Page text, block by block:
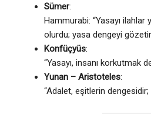
Sümer:
Hammurabi: “Yasayı ilahlar
olurdu; yasa dengeyi
Konfüçyüs:
“Yasayı, insanı korkutmak
Yunan – Aristoteles:
“Adalet, eşitlerin dengesidir;